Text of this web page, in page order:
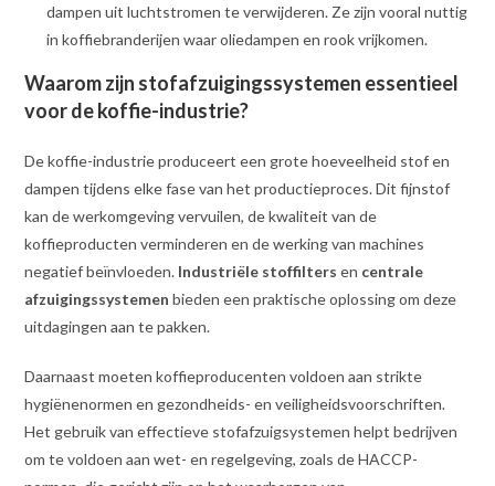
dampen uit luchtstromen te verwijderen. Ze zijn vooral nuttig
in koffiebranderijen waar oliedampen en rook vrijkomen.
Waarom zijn stofafzuigingssystemen essentieel
voor de koffie-industrie?
De koffie-industrie produceert een grote hoeveelheid stof en
dampen tijdens elke fase van het productieproces. Dit fijnstof
kan de werkomgeving vervuilen, de kwaliteit van de
koffieproducten verminderen en de werking van machines
negatief beïnvloeden. Industriële stoffilters en centrale
afzuigingssystemen bieden een praktische oplossing om deze
uitdagingen aan te pakken.
Daarnaast moeten koffieproducenten voldoen aan strikte
hygiënenormen en gezondheids- en veiligheidsvoorschriften.
Het gebruik van effectieve stofafzuigsystemen helpt bedrijven
om te voldoen aan wet- en regelgeving, zoals de HACCP-